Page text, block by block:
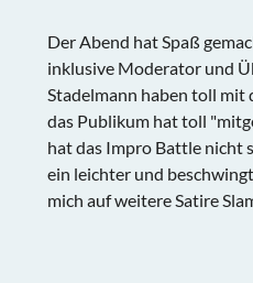
Der Abend hat Spaß
inklusive Moderator und
Stadelmann haben toll mit
das Publikum hat toll
hat das Impro Battle nicht
ein leichter und
mich auf weitere Satire